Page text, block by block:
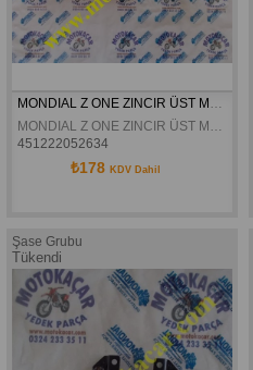
MONDIAL Z ONE ZINCIR ÜST MUHAFAZA ORJINAL
MONDIAL Z ONE ZINCIR ÜST MUHAFAZA ORJINAL
451222052634
₺178 KDV Dahil
Şase Grubu
Tükendi